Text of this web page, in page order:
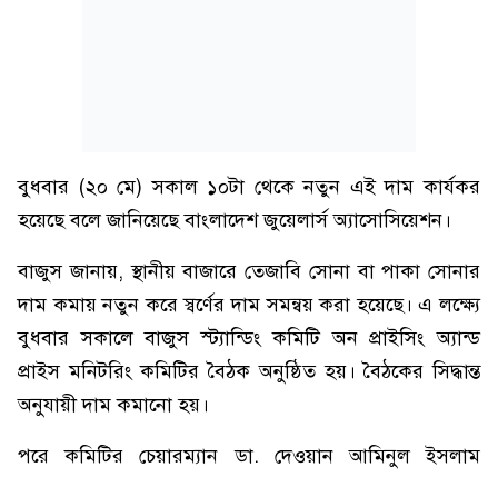
বুধবার (২০ মে) সকাল ১০টা থেকে নতুন এই দাম কার্যকর
হয়েছে বলে জানিয়েছে বাংলাদেশ জুয়েলার্স অ্যাসোসিয়েশন।
বাজুস জানায়, স্থানীয় বাজারে তেজাবি সোনা বা পাকা সোনার
দাম কমায় নতুন করে স্বর্ণের দাম সমন্বয় করা হয়েছে। এ লক্ষ্যে
বুধবার সকালে বাজুস স্ট্যান্ডিং কমিটি অন প্রাইসিং অ্যান্ড
প্রাইস মনিটরিং কমিটির বৈঠক অনুষ্ঠিত হয়। বৈঠকের সিদ্ধান্ত
অনুযায়ী দাম কমানো হয়।
পরে কমিটির চেয়ারম্যান ডা. দেওয়ান আমিনুল ইসলাম